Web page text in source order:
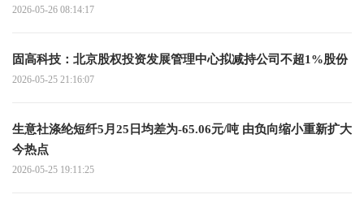
2026-05-26 08:14:17
固高科技：北京股权投资发展管理中心拟减持公司不超1%股份
2026-05-25 21:16:07
生意社涤纶短纤5月25日均差为-65.06元/吨 由负向缩小重新扩大
今热点
2026-05-25 19:11:25